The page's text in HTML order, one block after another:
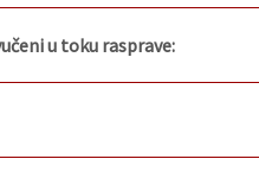
u toku rasprave: